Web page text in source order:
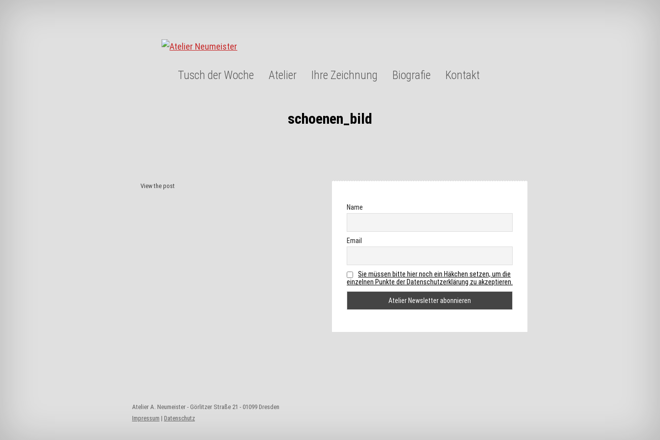
Skip to contentTusch der Woche Atelier Ihre Zeichnung Biografie Kontakt
schoenen_bild
Post
View the post
Name
Email
Sie müssen bitte hier noch ein Häkchen setzen, um die
einzelnen Punkte der Datenschutzerklärung zu akzeptieren.
Atelier A. Neumeister - Görlitzer Straße 21 - 01099 Dresden
Impressum | Datenschutz